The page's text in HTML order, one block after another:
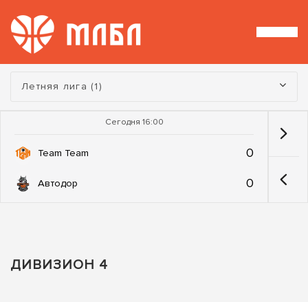
Турнир:
Летняя лига (1)
Сегодня 16:00
Team Team 0
Автодор 0
ДИВИЗИОН 4